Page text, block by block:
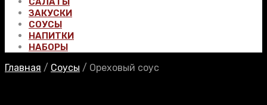
ЗАКУСКИ
СОУСЫ
НАПИТКИ
НАБОРЫ
Главная / Соусы / Ореховый соус